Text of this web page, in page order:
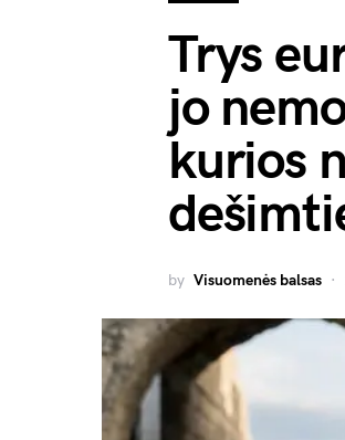
Trys
jo
kurios
by Visuomenės balsas